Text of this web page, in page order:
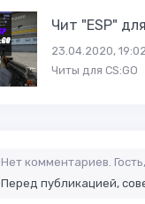
Чит "ESP"
23.04.2020,
Читы для CS:GO
Нет комментариев.
Перед публикацией,